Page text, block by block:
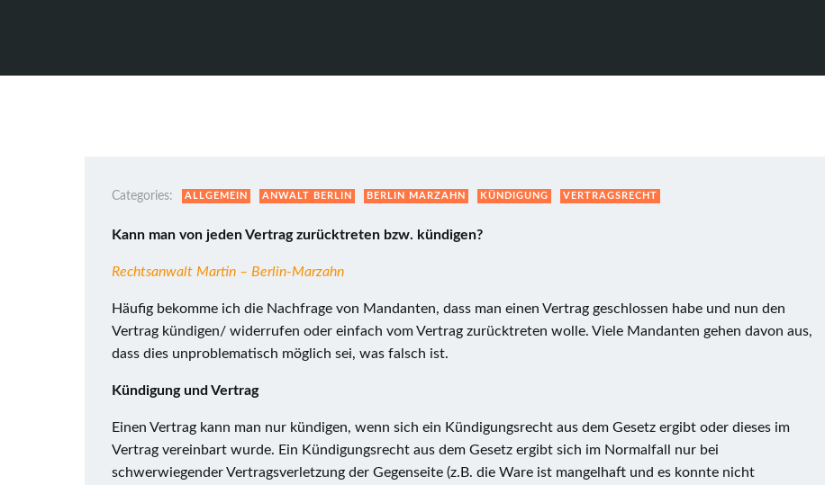
Categories: ALLGEMEIN ANWALT BERLIN BERLIN MARZAHN KÜNDIGUNG VERTRAGSRECHT
Kann man von jeden Vertrag zurücktreten bzw. kündigen?
Rechtsanwalt Martin – Berlin-Marzahn
Häufig bekomme ich die Nachfrage von Mandanten, dass man einen Vertrag geschlossen habe und nun den
Vertrag kündigen/ widerrufen oder einfach vom Vertrag zurücktreten wolle. Viele Mandanten gehen davon aus,
dass dies unproblematisch möglich sei, was falsch ist.
Kündigung und Vertrag
Einen Vertrag kann man nur kündigen, wenn sich ein Kündigungsrecht aus dem Gesetz ergibt oder dieses im
Vertrag vereinbart wurde. Ein Kündigungsrecht aus dem Gesetz ergibt sich im Normalfall nur bei
schwerwiegender Vertragsverletzung der Gegenseite (z.B. die Ware ist mangelhaft und es konnte nicht